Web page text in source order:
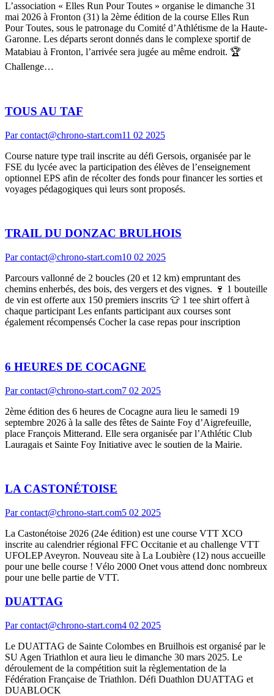
L’association « Elles Run Pour Toutes » organise le dimanche 31
mai 2026 à Fronton (31) la 2ème édition de la course Elles Run
Pour Toutes, sous le patronage du Comité d’Athlétisme de la Haute-
Garonne. Les départs seront donnés dans le complexe sportif de
Matabiau à Fronton, l’arrivée sera jugée au même endroit. 🏆
Challenge…
TOUS AU TAF
Parcontact@chrono-start.com11 02 2025
Course nature type trail inscrite au défi Gersois, organisée par le
FSE du lycée avec la participation des élèves de l’enseignement
optionnel EPS afin de récolter des fonds pour financer les sorties et
voyages pédagogiques qui leurs sont proposés.
TRAIL DU DONZAC BRULHOIS
Parcontact@chrono-start.com10 02 2025
Parcours vallonné de 2 boucles (20 et 12 km) empruntant des
chemins enherbés, des bois, des vergers et des vignes. 🍷 1 bouteille
de vin est offerte aux 150 premiers inscrits 👕 1 tee shirt offert à
chaque participant Les enfants participant aux courses sont
également récompensés Cocher la case repas pour inscription
6 HEURES DE COCAGNE
Parcontact@chrono-start.com7 02 2025
2ème édition des 6 heures de Cocagne aura lieu le samedi 19
septembre 2026 à la salle des fêtes de Sainte Foy d’Aigrefeuille,
place François Mitterand. Elle sera organisée par l’Athlétic Club
Lauragais et Sainte Foy Initiative avec le soutien de la Mairie.
LA CASTONÉTOISE
Parcontact@chrono-start.com5 02 2025
La Castonétoise 2026 (24e édition) est une course VTT XCO
inscrite au calendrier régional FFC Occitanie et au challenge VTT
UFOLEP Aveyron. Nouveau site à La Loubière (12) nous accueille
pour une belle course ! Vélo 2000 Onet vous attend donc nombreux
pour une belle partie de VTT.
DUATTAG
Parcontact@chrono-start.com4 02 2025
Le DUATTAG de Sainte Colombes en Bruilhois est organisé par le
SU Agen Triathlon et aura lieu le dimanche 30 mars 2025. Le
déroulement de la compétition suit la règlementation de la
Fédération Française de Triathlon. Défi Duathlon DUATTAG et
DUABLOCK